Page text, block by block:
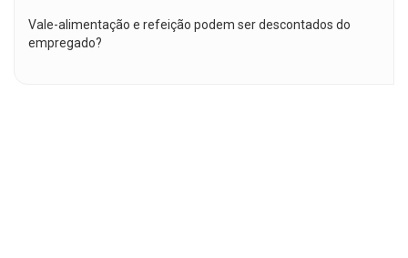
Vale-alimentação e refeição podem ser descontados do
empregado?